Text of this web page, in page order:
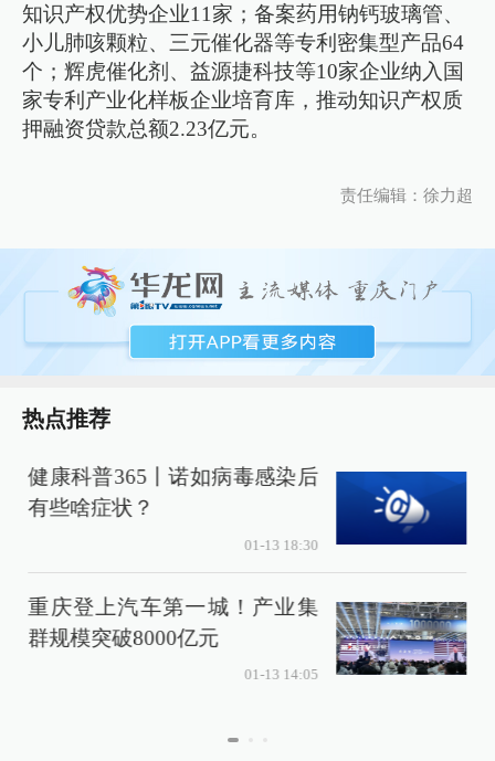
知识产权优势企业11家；备案药用钠钙玻璃管、
小儿肺咳颗粒、三元催化器等专利密集型产品64
个；辉虎催化剂、益源捷科技等10家企业纳入国
家专利产业化样板企业培育库，推动知识产权质
押融资贷款总额2.23亿元。
责任编辑：徐力超
热点推荐
健康科普365丨诺如病毒感染后
有些啥症状？
01-13 18:30
重庆登上汽车第一城！产业集
群规模突破8000亿元
01-13 14:05